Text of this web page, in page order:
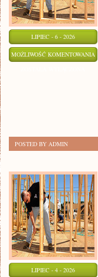
LIPIEC - 6 - 2026
MOŻLIWOŚĆ KOMENTOWANIA
POSTED BY ADMIN
LIPIEC - 4 - 2026